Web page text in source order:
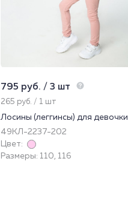
795 руб. / 3 шт
265 руб. / 1 шт
Лосины (леггинсы) для девочки
49КЛ-2237-202
Цвет:
Размеры: 110, 116